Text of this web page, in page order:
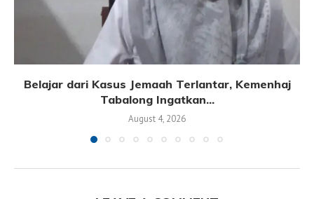
Belajar dari Kasus Jemaah Terlantar, Kemenhaj
Tabalong Ingatkan...
August 4, 2026